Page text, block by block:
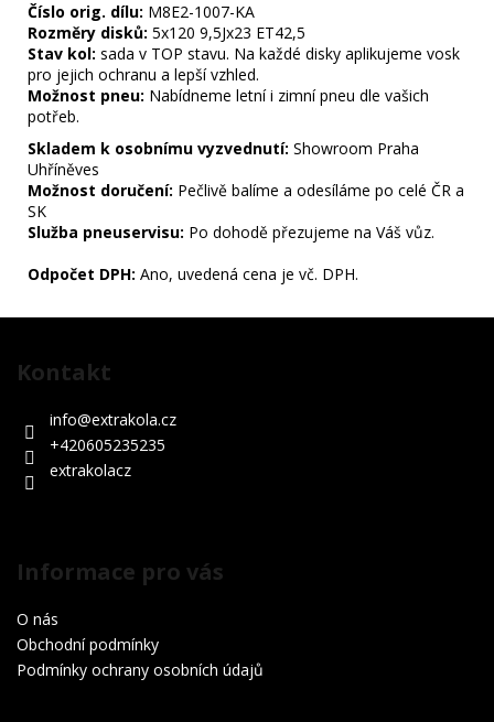
Číslo orig. dílu: M8E2-1007-KA
Rozměry disků: 5x120 9,5Jx23 ET42,5
Stav kol: sada v TOP stavu. Na každé disky aplikujeme vosk
pro jejich ochranu a lepší vzhled.
Možnost pneu: Nabídneme letní i zimní pneu dle vašich
potřeb.
Skladem k osobnímu vyzvednutí: Showroom Praha
Uhříněves
Možnost doručení: Pečlivě balíme a odesíláme po celé ČR a
SK
Služba pneuservisu: Po dohodě přezujeme na Váš vůz.
Odpočet DPH: Ano, uvedená cena je vč. DPH.
Kontakt
info@extrakola.cz
+420605235235
extrakolacz
Informace pro vás
O nás
Obchodní podmínky
Podmínky ochrany osobních údajů